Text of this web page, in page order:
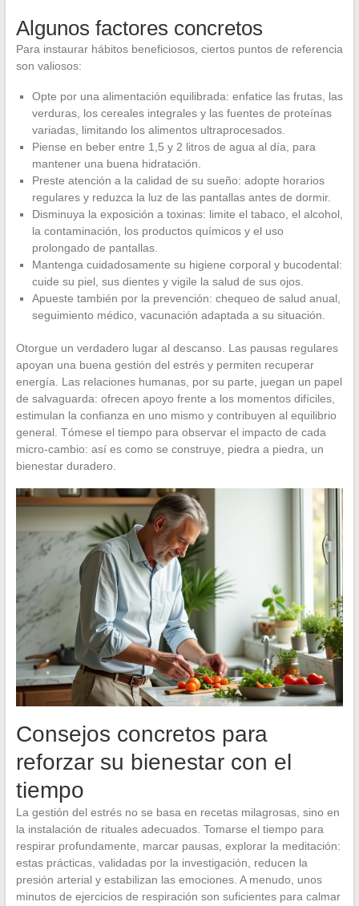
Algunos factores concretos
Para instaurar hábitos beneficiosos, ciertos puntos de referencia
son valiosos:
Opte por una alimentación equilibrada: enfatice las frutas, las
verduras, los cereales integrales y las fuentes de proteínas
variadas, limitando los alimentos ultraprocesados.
Piense en beber entre 1,5 y 2 litros de agua al día, para
mantener una buena hidratación.
Preste atención a la calidad de su sueño: adopte horarios
regulares y reduzca la luz de las pantallas antes de dormir.
Disminuya la exposición a toxinas: limite el tabaco, el alcohol,
la contaminación, los productos químicos y el uso
prolongado de pantallas.
Mantenga cuidadosamente su higiene corporal y bucodental:
cuide su piel, sus dientes y vigile la salud de sus ojos.
Apueste también por la prevención: chequeo de salud anual,
seguimiento médico, vacunación adaptada a su situación.
Otorgue un verdadero lugar al descanso. Las pausas regulares
apoyan una buena gestión del estrés y permiten recuperar
energía. Las relaciones humanas, por su parte, juegan un papel
de salvaguarda: ofrecen apoyo frente a los momentos difíciles,
estimulan la confianza en uno mismo y contribuyen al equilibrio
general. Tómese el tiempo para observar el impacto de cada
micro-cambio: así es como se construye, piedra a piedra, un
bienestar duradero.
Consejos concretos para
reforzar su bienestar con el
tiempo
La gestión del estrés no se basa en recetas milagrosas, sino en
la instalación de rituales adecuados. Tomarse el tiempo para
respirar profundamente, marcar pausas, explorar la meditación:
estas prácticas, validadas por la investigación, reducen la
presión arterial y estabilizan las emociones. A menudo, unos
minutos de ejercicios de respiración son suficientes para calmar